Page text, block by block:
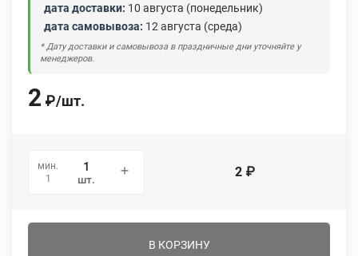
дата доставки: 10 августа (понедельник)
дата самовывоза: 12 августа (среда)
* Дату доставки и самовывоза в праздничные дни уточняйте у
менеджеров.
2 ₽/шт.
мин.
1
шт. 2 ₽
В КОРЗИНУ